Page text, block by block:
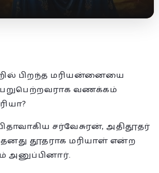
பிறந்த மரியன்னையை
வணக்கம்
சர்வேசுரன், அதிதூதர்
தூதராக மரியாள் என்ற
அனுப்பினார்.